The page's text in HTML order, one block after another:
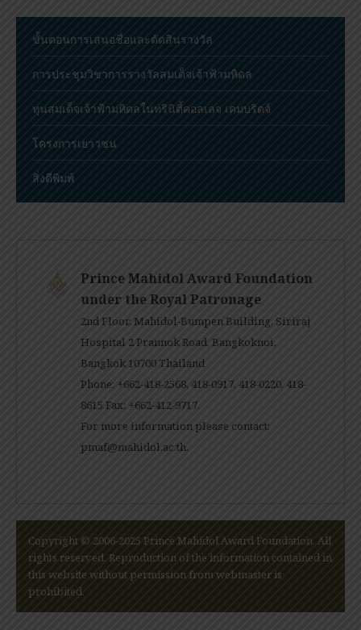
ขั้นตอนการเสนอชื่อและตัดสินรางวัล
การประชุมวิชาการรางวัลสมเด็จเจ้าฟ้ามหิดล
ทุนสมเด็จเจ้าฟ้ามหิดลในทรินิตี้คอลเลจ เคมบริดจ์
โครงการเยาวชน
สิ่งตีพิมพ์
Prince Mahidol Award Foundation
under the Royal Patronage
2nd Floor, Mahidol-Bumpen Building, Siriraj
Hospital 2 Prannok Road, Bangkoknoi,
Bangkok 10700 Thailand
Phone: +662-418-2568, 418-0917, 418-0220, 418-
8615 Fax: +662-412-9717.
For more information please contact:
pmaf@mahidol.ac.th.
Copyright © 2006-2025 Prince Mahidol Award Foundation. All
rights reserved. Reproduction of the information contained in
this website without permission from webmaster is
prohibited.